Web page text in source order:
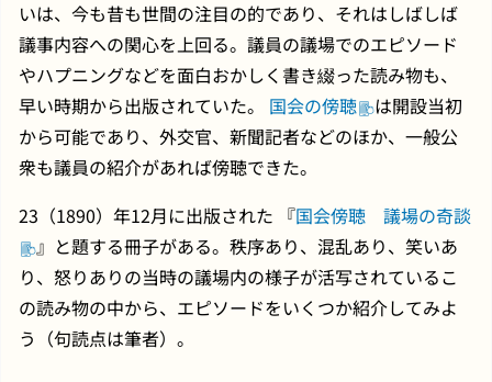
いは、今も昔も世間の注目の的であり、それはしばしば
議事内容への関心を上回る。議員の議場でのエピソード
やハプニングなどを面白おかしく書き綴った読み物も、
早い時期から出版されていた。 国会の傍聴
は開設当初
から可能であり、外交官、新聞記者などのほか、一般公
衆も議員の紹介があれば傍聴できた。
23（1890）年12月に出版された 『国会傍聴 議場の奇談
』と題する冊子がある。秩序あり、混乱あり、笑いあ
り、怒りありの当時の議場内の様子が活写されているこ
の読み物の中から、エピソードをいくつか紹介してみよ
う（句読点は筆者）。